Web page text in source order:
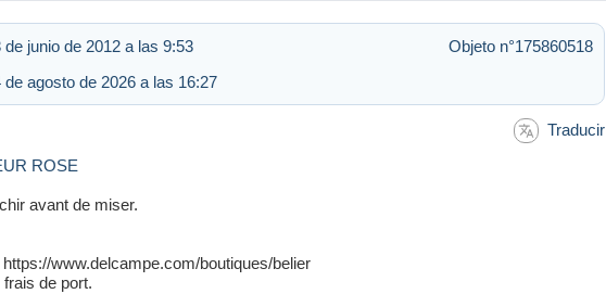
de junio de 2012 a las 9:53
Objeto n°175860518
agosto de 2026 a las 16:27
Traducir
ROSE
avant de miser.
www.delcampe.com/boutiques/belier
de port.